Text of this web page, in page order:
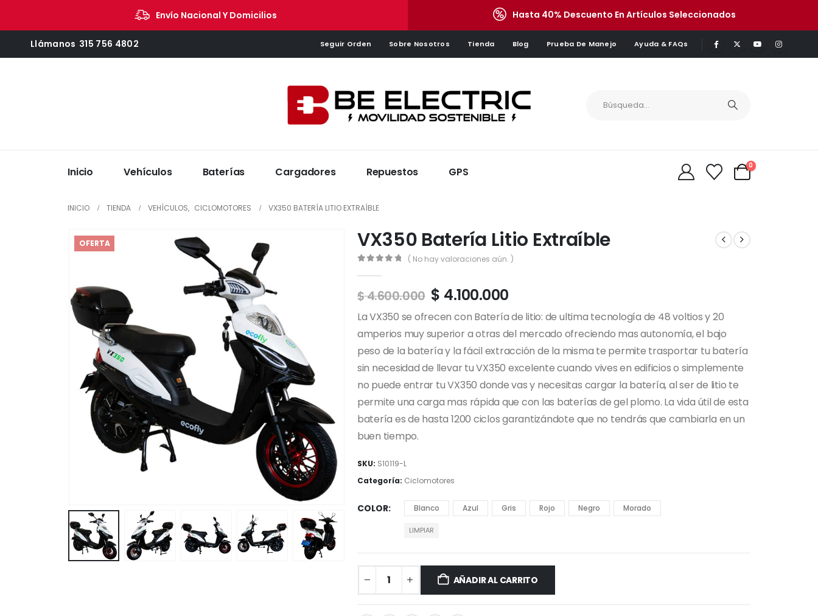
Envío Nacional Y Domicilios Hasta 40% Descuento En Artículos Seleccionados
Llámanos 315 756 4802 Seguir Orden Sobre Nosotros Tienda Blog Prueba De Manejo Ayuda & FAQs
Inicio Vehículos Baterías Cargadores Repuestos GPS 0
INICIO TIENDA VEHÍCULOS, CICLOMOTORES VX350 BATERÍA LITIO EXTRAÍBLE
OFERTA VX350 Batería Litio Extraíble
( No hay valoraciones aún. )
$4.600.000 $ 4.100.000
La VX350 se ofrecen con Batería de litio: de ultima tecnología de 48 voltios y 20
amperios muy superior a otras del mercado ofreciendo mas autonomía, el bajo
peso de la batería y la fácil extracción de la misma te permite trasportar tu batería
sin necesidad de llevar tu VX350 excelente cuando vives en edificios o simplemente
no puede entrar tu VX350 donde vas y necesitas cargar la batería, al ser de litio te
permite una carga mas rápida que con las baterías de gel plomo. La vida útil de esta
batería es de hasta 1200 ciclos garantizándote que no tendrás que cambiarla en un
buen tiempo.
SKU: S10119-L
Categoría: Ciclomotores
COLOR Blanco Azul Gris Rojo Negro Morado
LIMPIAR
AÑADIR AL CARRITO